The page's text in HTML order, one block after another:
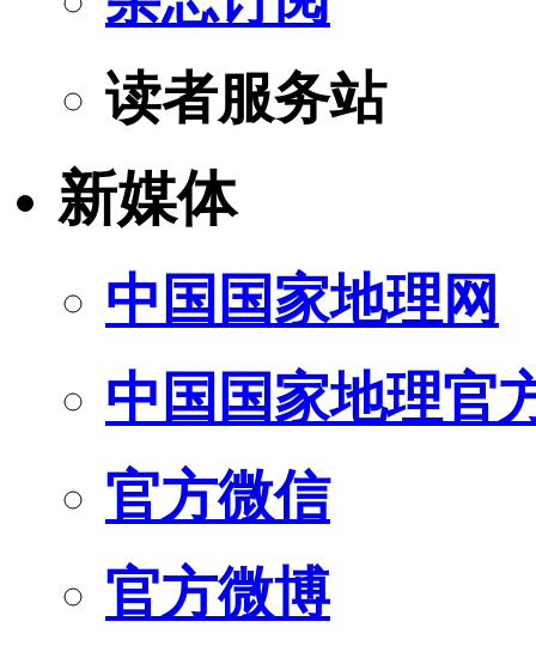
读者服务站
新媒体
中国国家地理网
中国国家地理官
官方微信
官方微博